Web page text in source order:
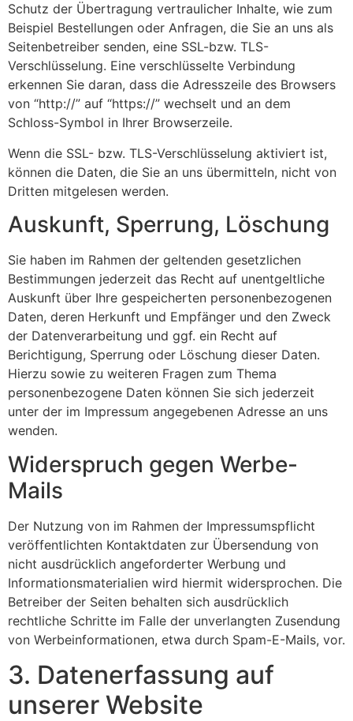
Schutz der Übertragung vertraulicher Inhalte, wie zum
Beispiel Bestellungen oder Anfragen, die Sie an uns als
Seitenbetreiber senden, eine SSL-bzw. TLS-
Verschlüsselung. Eine verschlüsselte Verbindung
erkennen Sie daran, dass die Adresszeile des Browsers
von “http://” auf “https://” wechselt und an dem
Schloss-Symbol in Ihrer Browserzeile.
Wenn die SSL- bzw. TLS-Verschlüsselung aktiviert ist,
können die Daten, die Sie an uns übermitteln, nicht von
Dritten mitgelesen werden.
Auskunft, Sperrung, Löschung
Sie haben im Rahmen der geltenden gesetzlichen
Bestimmungen jederzeit das Recht auf unentgeltliche
Auskunft über Ihre gespeicherten personenbezogenen
Daten, deren Herkunft und Empfänger und den Zweck
der Datenverarbeitung und ggf. ein Recht auf
Berichtigung, Sperrung oder Löschung dieser Daten.
Hierzu sowie zu weiteren Fragen zum Thema
personenbezogene Daten können Sie sich jederzeit
unter der im Impressum angegebenen Adresse an uns
wenden.
Widerspruch gegen Werbe-
Mails
Der Nutzung von im Rahmen der Impressumspflicht
veröffentlichten Kontaktdaten zur Übersendung von
nicht ausdrücklich angeforderter Werbung und
Informationsmaterialien wird hiermit widersprochen. Die
Betreiber der Seiten behalten sich ausdrücklich
rechtliche Schritte im Falle der unverlangten Zusendung
von Werbeinformationen, etwa durch Spam-E-Mails, vor.
3. Datenerfassung auf
unserer Website